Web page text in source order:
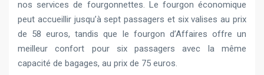
nos services de fourgonnettes. Le fourgon économique
peut accueillir jusqu’à sept passagers et six valises au prix
de 58 euros, tandis que le fourgon d’Affaires offre un
meilleur confort pour six passagers avec la même
capacité de bagages, au prix de 75 euros.